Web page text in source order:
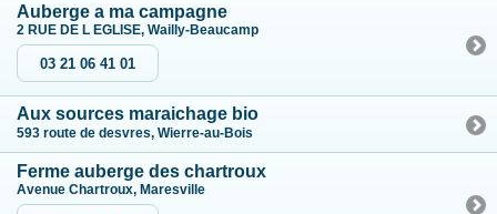
Auberge a ma campagne
2 RUE DE L EGLISE, Wailly-Beaucamp
03 21 06 41 01
Aux sources maraichage bio
593 route de desvres, Wierre-au-Bois
Ferme auberge des chartroux
Avenue Chartroux, Maresville